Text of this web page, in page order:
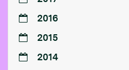
2016
2015
2014